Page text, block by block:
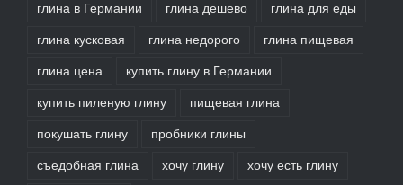
глина в Германии глина дешево глина для еды
глина кусковая глина недорого глина пищевая
глина цена купить глину в Германии
купить пиленую глину пищевая глина
покушать глину пробники глины
съедобная глина хочу глину хочу есть глину